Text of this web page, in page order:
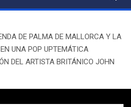
DE PALMA DE MALLORCA Y LA
UNA POP UPTEMÁTICA
DEL ARTISTA BRITÁNICO JOHN